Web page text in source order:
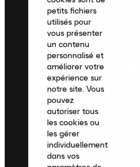
France|Français
petits fichiers
utilisés pour
vous présenter
un contenu
personnalisé et
améliorer votre
expérience sur
notre site. Vous
pouvez
autoriser tous
les cookies ou
les gérer
individuellement
dans vos